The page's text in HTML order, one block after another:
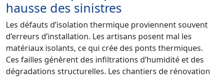
hausse des sinistres
Les défauts d’isolation thermique proviennent souvent
d’erreurs d’installation. Les artisans posent mal les
matériaux isolants, ce qui crée des ponts thermiques.
Ces failles génèrent des infiltrations d’humidité et des
dégradations structurelles. Les chantiers de rénovation